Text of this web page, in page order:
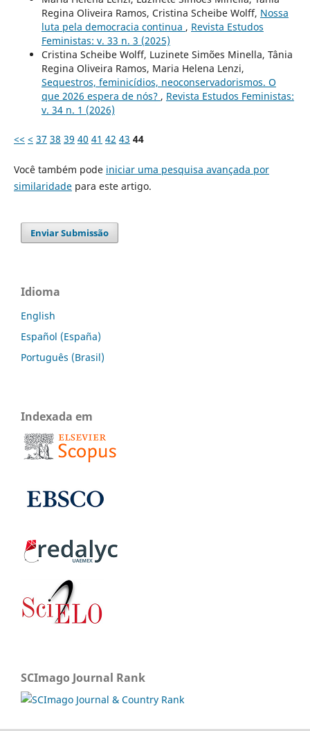
Regina Oliveira Ramos, Cristina Scheibe Wolff, Nossa
luta pela democracia continua , Revista Estudos
Feministas: v. 33 n. 3 (2025)
Cristina Scheibe Wolff, Luzinete Simões Minella, Tânia
Regina Oliveira Ramos, Maria Helena Lenzi,
Sequestros, feminicídios, neoconservadorismos. O
que 2026 espera de nós? , Revista Estudos Feministas:
v. 34 n. 1 (2026)
<< < 37 38 39 40 41 42 43 44
Você também pode iniciar uma pesquisa avançada por
similaridadepara este artigo.
Enviar Submissão
Idioma
English
Español (España)
Português (Brasil)
Indexada em
SCImago Journal Rank